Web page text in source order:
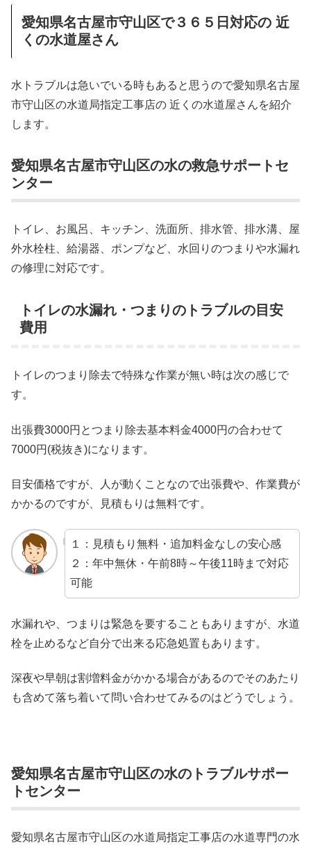
愛知県名古屋市守山区で３６５日対応の 近
くの水道屋さん
水トラブルは急いでいる時もあると思うので愛知県名古屋
市守山区の水道局指定工事店の 近くの水道屋さんを紹介
します。
愛知県名古屋市守山区の水の救急サポートセ
ンター
トイレ、お風呂、キッチン、洗面所、排水管、排水溝、屋
外水栓柱、給湯器、ポンプなど、水回りのつまりや水漏れ
の修理に対応です。
トイレの水漏れ・つまりのトラブルの目安
費用
トイレのつまり除去で特殊な作業が無い時は次の感じで
す。
出張費3000円とつまり除去基本料金4000円の合わせて
7000円(税抜き)になります。
目安価格ですが、人が動くことなので出張費や、作業費が
かかるのですが、見積もりは無料です。
１：見積もり無料・追加料金なしの安心感
２：年中無休・午前8時～午後11時まで対応
可能
水漏れや、つまりは緊急を要することもありますが、水道
栓を止めるなど自分で出来る応急処置もあります。
深夜や早朝は割増料金がかかる場合があるのでそのあたり
も含めて落ち着いて問い合わせてみるのはどうでしょう。
愛知県名古屋市守山区の水のトラブルサポー
トセンター
愛知県名古屋市守山区の水道局指定工事店の水道専門の水